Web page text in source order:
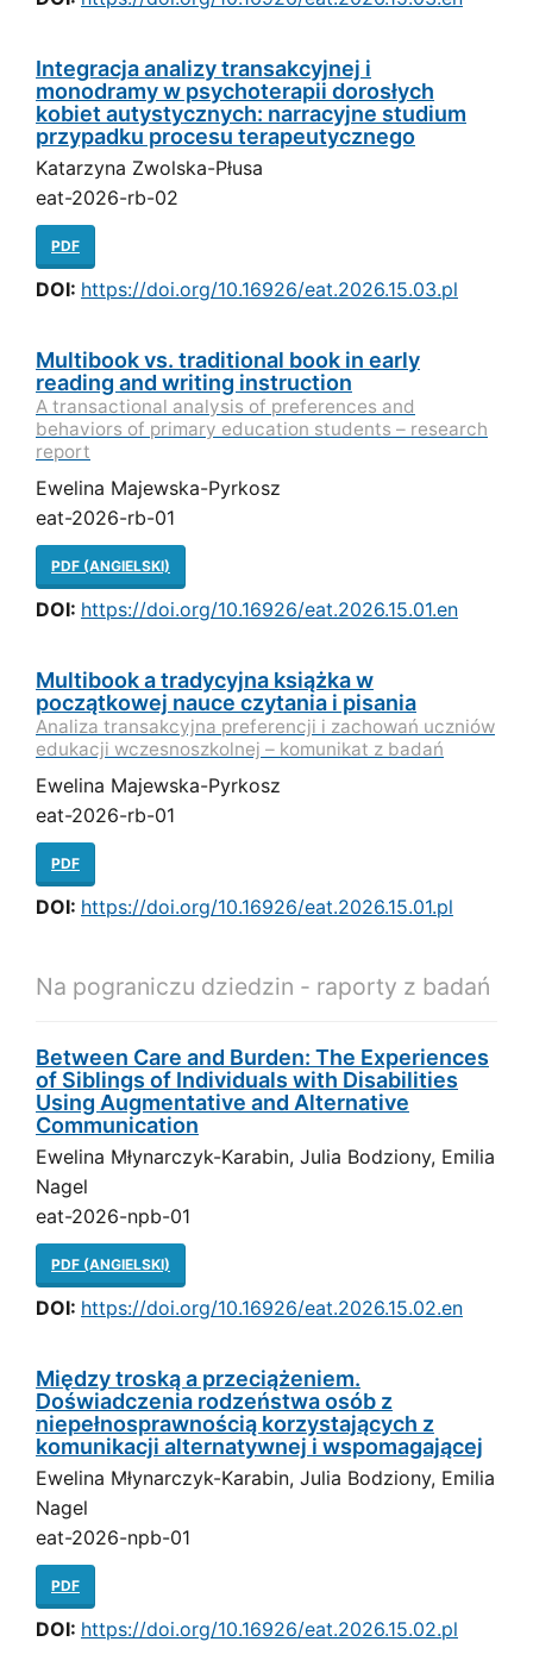
Integracja analizy transakcyjnej i
monodramy w psychoterapii dorosłych
kobiet autystycznych: narracyjne studium
przypadku procesu terapeutycznego
Katarzyna Zwolska-Płusa
eat-2026-rb-02
PDF
DOI: https://doi.org/10.16926/eat.2026.15.03.pl
Multibook vs. traditional book in early
reading and writing instruction
A transactional analysis of preferences and
behaviors of primary education students – research
report
Ewelina Majewska-Pyrkosz
eat-2026-rb-01
PDF (ANGIELSKI)
DOI: https://doi.org/10.16926/eat.2026.15.01.en
Multibook a tradycyjna książka w
początkowej nauce czytania i pisania
Analiza transakcyjna preferencji i zachowań uczniów
edukacji wczesnoszkolnej – komunikat z badań
Ewelina Majewska-Pyrkosz
eat-2026-rb-01
PDF
DOI: https://doi.org/10.16926/eat.2026.15.01.pl
Na pograniczu dziedzin - raporty z badań
Between Care and Burden: The Experiences
of Siblings of Individuals with Disabilities
Using Augmentative and Alternative
Communication
Ewelina Młynarczyk-Karabin, Julia Bodziony, Emilia
Nagel
eat-2026-npb-01
PDF (ANGIELSKI)
DOI: https://doi.org/10.16926/eat.2026.15.02.en
Między troską a przeciążeniem.
Doświadczenia rodzeństwa osób z
niepełnosprawnością korzystających z
komunikacji alternatywnej i wspomagającej
Ewelina Młynarczyk-Karabin, Julia Bodziony, Emilia
Nagel
eat-2026-npb-01
PDF
DOI: https://doi.org/10.16926/eat.2026.15.02.pl